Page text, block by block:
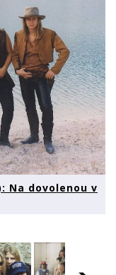
Na dovolenou v